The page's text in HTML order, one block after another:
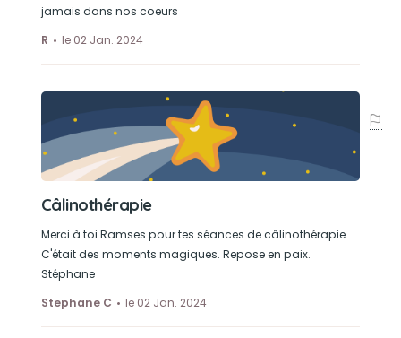
jamais dans nos coeurs
R
le 02 Jan. 2024
Câlinothérapie
Merci à toi Ramses pour tes séances de câlinothérapie.
C'était des moments magiques. Repose en paix.
Stéphane
Stephane C
le 02 Jan. 2024